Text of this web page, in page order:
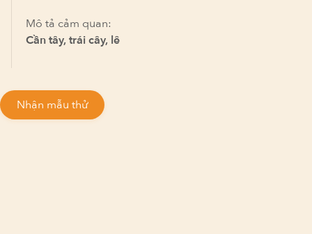
Mô tả cảm quan:
Cần tây, trái cây, lê
Nhận mẫu thử